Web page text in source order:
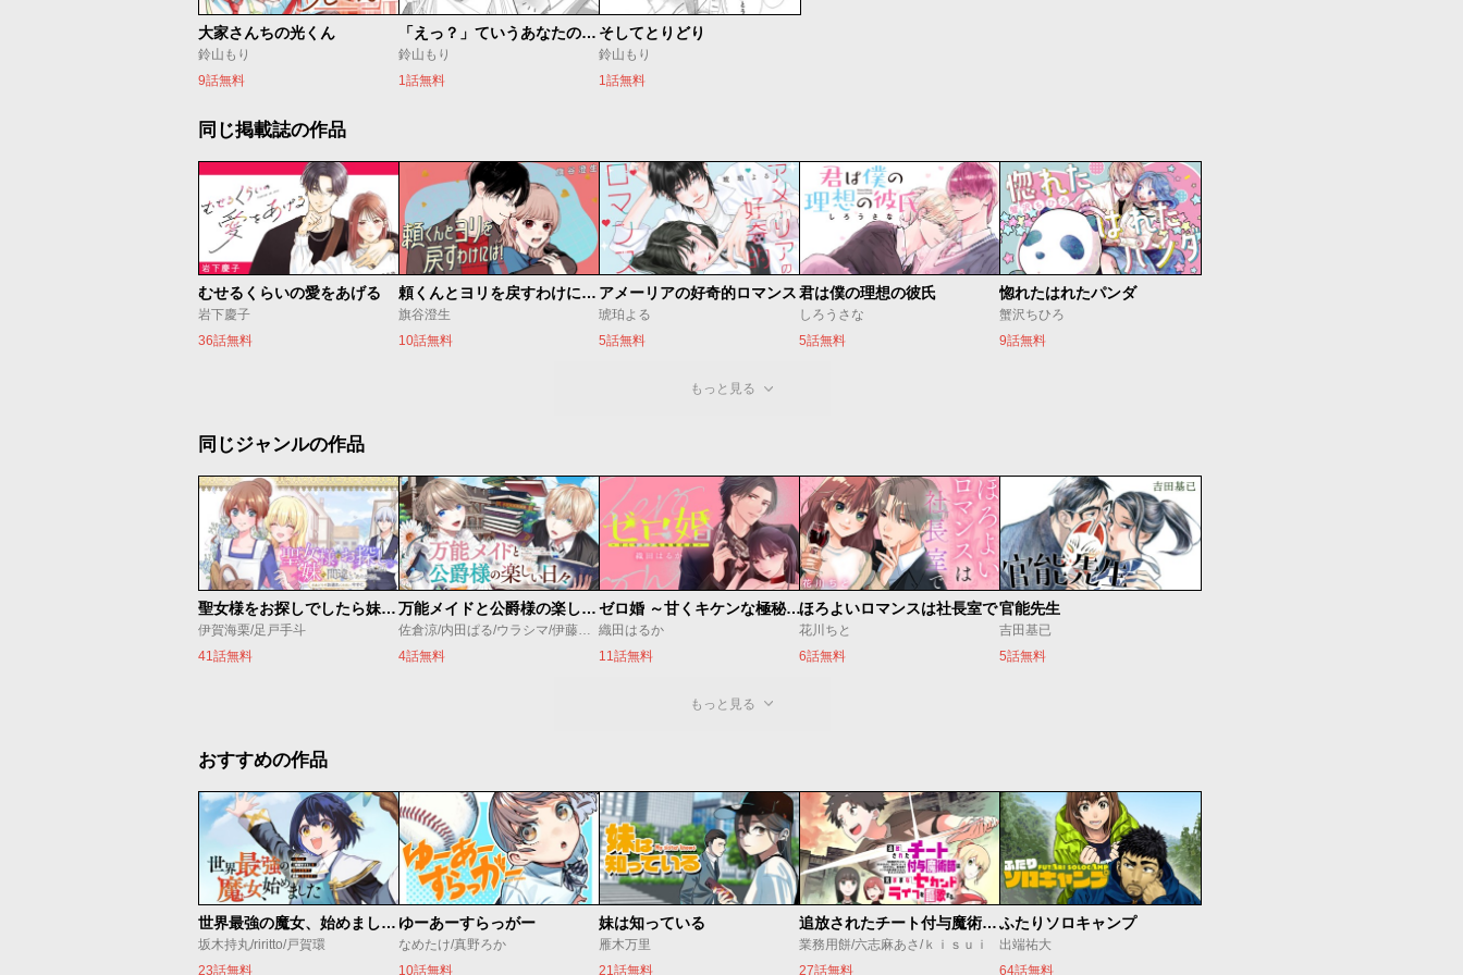
大家さんちの光くん
鈴山もり
9話無料
「えっ？」ていうあなたの癖がかわいくて
鈴山もり
1話無料
そしてとりどり
鈴山もり
1話無料
同じ掲載誌の作品
むせるくらいの愛をあげる
岩下慶子
36話無料
頼くんとヨリを戻すわけには！
旗谷澄生
10話無料
アメーリアの好奇的ロマンス
琥珀よる
5話無料
君は僕の理想の彼氏
しろうさな
5話無料
惚れたはれたパンダ
蟹沢ちひろ
9話無料
もっと見る
同じジャンルの作品
聖女様をお探しでしたら妹で間違いありません。さあどうぞお連れください、今すぐ。
伊賀海栗/足戸手斗
41話無料
万能メイドと公爵様の楽しい日々
佐倉涼/内田ぱる/ウラシマ/伊藤テリヤキ
4話無料
ゼロ婚 ～甘くキケンな極秘任務～
織田はるか
11話無料
ほろよいロマンスは社長室で
花川ちと
6話無料
官能先生
吉田基已
5話無料
もっと見る
おすすめの作品
世界最強の魔女、始めました ～私だけ『攻略サイト』を見れる世界で自由に生きます～
坂木持丸/riritto/戸賀環
23話無料
ゆーあーすらっがー
なめたけ/真野ろか
10話無料
妹は知っている
雁木万里
21話無料
追放されたチート付与魔術師は気ままなセカンドライフを謳歌する。 ～俺は武器だけじゃなく、あらゆるものに『強化ポイント』を付与できるし、俺の意思でいつでも効果を解除できるけど、残った人たち大丈夫？～
業務用餅/六志麻あさ/ｋｉｓｕｉ
27話無料
ふたりソロキャンプ
出端祐大
64話無料